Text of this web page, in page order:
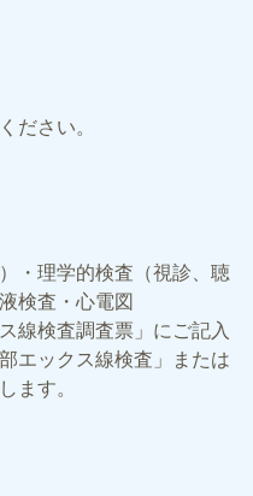
ださい。
・理学的検査（視診、聴
検査・心電図
線検査調査票」にご記入
エックス線検査」または
ます。